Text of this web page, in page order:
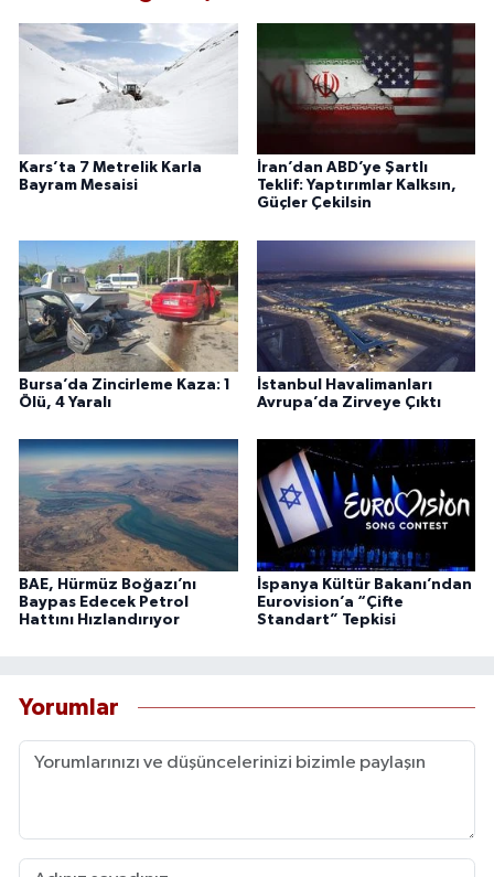
Kars’ta 7 Metrelik Karla
Bayram Mesaisi
İran’dan ABD’ye Şartlı
Teklif: Yaptırımlar Kalksın,
Güçler Çekilsin
Bursa’da Zincirleme Kaza: 1
Ölü, 4 Yaralı
İstanbul Havalimanları
Avrupa’da Zirveye Çıktı
BAE, Hürmüz Boğazı’nı
Baypas Edecek Petrol
Hattını Hızlandırıyor
İspanya Kültür Bakanı’ndan
Eurovision’a “Çifte
Standart” Tepkisi
Yorumlar